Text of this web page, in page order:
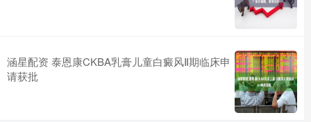
涵星配资 泰恩康CKBA乳膏儿童白癜风Ⅱ期临床申
请获批